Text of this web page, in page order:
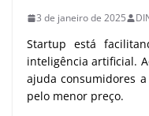
3 de janeiro de 2025
Startup está
inteligência artificial.
ajuda consumidores
pelo menor preço.